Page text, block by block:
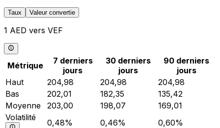
Taux Valeur convertie
1 AED vers VEF
Métrique
7 derniers
jours
30 derniers
jours
90 derniers
jours
Haut
204,98 204,98
204,98
Bas
202,01 182,35
135,42
Moyenne
203,00 198,07
169,01
Volatilité
0,48% 0,46% 0,60%